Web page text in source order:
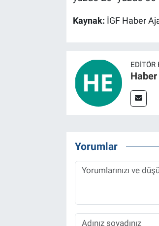
Kaynak: İGF Haber
EDITÖR
Yorumlar